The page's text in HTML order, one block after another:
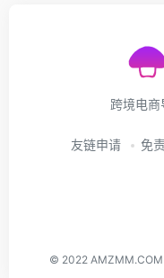
跨境电
友链申请 免
© 2022 AMZMM.COM